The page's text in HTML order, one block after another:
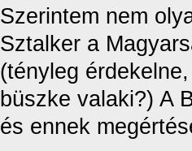
Szerintem nem
Sztalker a
(tényleg
büszke valaki?) A
és ennek